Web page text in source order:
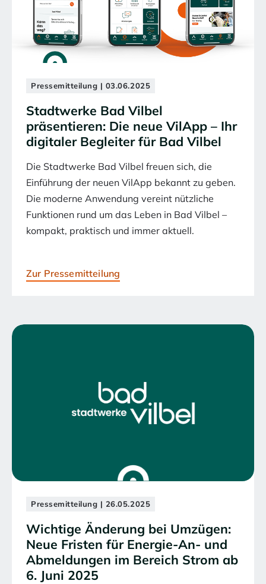
Pressemitteilung | 03.06.2025
Stadtwerke Bad Vilbel
präsentieren: Die neue VilApp – Ihr
digitaler Begleiter für Bad Vilbel
Die Stadtwerke Bad Vilbel freuen sich, die
Einführung der neuen VilApp bekannt zu geben.
Die moderne Anwendung vereint nützliche
Funktionen rund um das Leben in Bad Vilbel –
kompakt, praktisch und immer aktuell.
Zur Pressemitteilung
Pressemitteilung | 26.05.2025
Wichtige Änderung bei Umzügen:
Neue Fristen für Energie-An- und
Abmeldungen im Bereich Strom ab
6. Juni 2025